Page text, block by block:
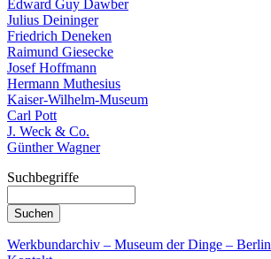
Edward Guy Dawber
Julius Deininger
Friedrich Deneken
Raimund Giesecke
Josef Hoffmann
Hermann Muthesius
Kaiser-Wilhelm-Museum
Carl Pott
J. Weck & Co.
Günther Wagner
Suchbegriffe
Werkbundarchiv – Museum der Dinge – Berlin